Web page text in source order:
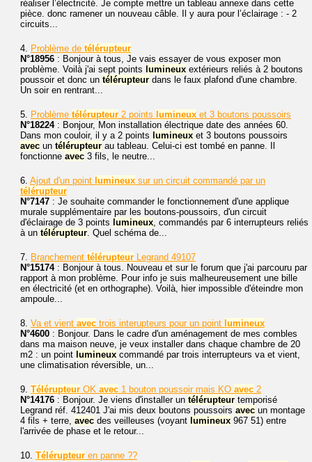
réaliser l’électricité. Je compte mettre un tableau annexe dans cette
pièce. donc ramener un nouveau câble. Il y aura pour l’éclairage : - 2
circuits...
4. Problème de télérupteur
N°18956 : Bonjour à tous, Je vais essayer de vous exposer mon
problème. Voilà j'ai sept points lumineux extérieurs reliés à 2 boutons
poussoir et donc un télérupteur dans le faux plafond d'une chambre.
Un soir en rentrant...
5. Problème télérupteur 2 points lumineux et 3 boutons poussoirs
N°18224: Bonjour, Mon installation électrique date des années 60.
Dans mon couloir, il y a 2 points lumineux et 3 boutons poussoirs
avec un télérupteur au tableau. Celui-ci est tombé en panne. Il
fonctionne avec 3 fils, le neutre...
6. Ajout d'un point lumineux sur un circuit commandé par un
télérupteur
N°7147 : Je souhaite commander le fonctionnement d'une applique
murale supplémentaire par les boutons-poussoirs, d'un circuit
d'éclairage de 3 points lumineux, commandés par 6 interrupteurs reliés
à un télérupteur. Quel schéma de...
7. Branchement télérupteur Legrand 49107
N°15174: Bonjour à tous. Nouveau et sur le forum que j'ai parcouru par
rapport à mon problème. Pour info je suis malheureusement une bille
en électricité (et en orthographe). Voilà, hier impossible d'éteindre mon
ampoule...
8. Va et vient avec trois interupteurs pour un point lumineux
N°4600 : Bonjour. Dans le cadre d'un aménagement de mes combles
dans ma maison neuve, je veux installer dans chaque chambre de 20
m2 : un point lumineux commandé par trois interrupteurs va et vient,
une climatisation réversible, un...
9. Télérupteur OK avec 1 bouton poussoir mais KO avec 2
N°14176 : Bonjour. Je viens d'installer un télérupteur temporisé
Legrand réf. 412401 J'ai mis deux boutons poussoirs avec un montage
4 fils + terre, avec des veilleuses (voyant lumineux 967 51) entre
l'arrivée de phase et le retour...
10. Télérupteur en panne ??